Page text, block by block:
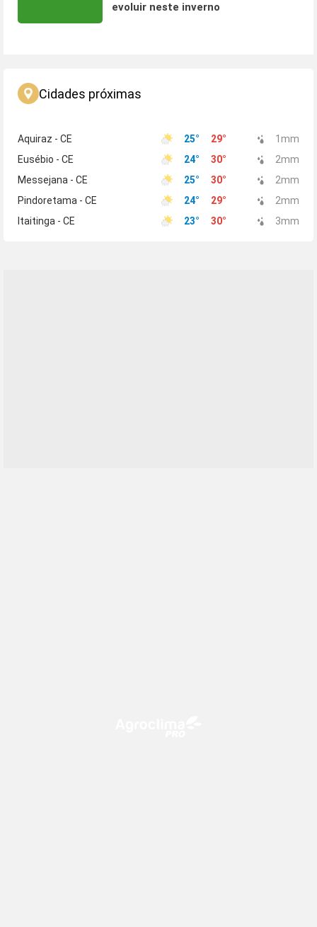
evoluir neste inverno
Cidades próximas
Aquiraz - CE 25° 29° 1 mm
Eusébio - CE
24° 30° 2mm
Messejana - CE
25° 30° 2mm
Pindoretama - CE
24° 29° 2mm
Itaitinga - CE
23° 30° 3mm